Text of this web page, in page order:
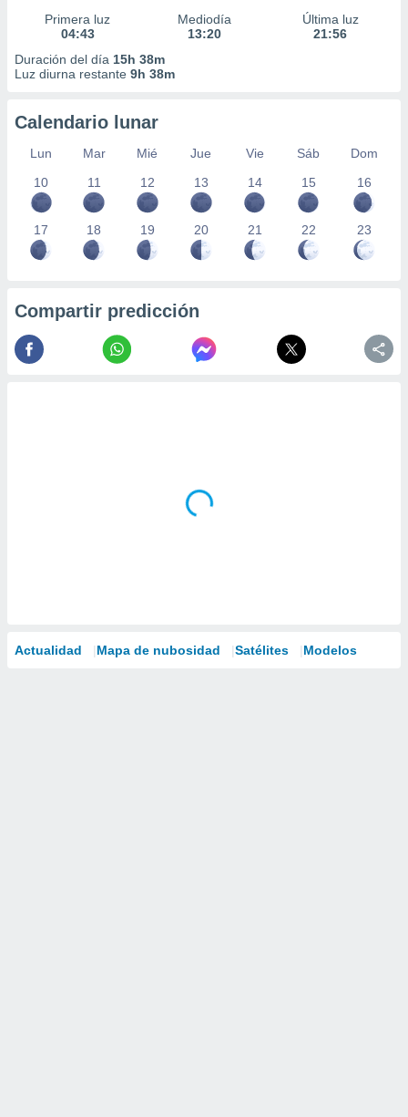
Primera luz
04:43
Mediodía
13:20
Última luz
21:56
Duración del día 15h 38m
Luz diurna restante 9h 38m
Calendario lunar
Lun Mar Mié Jue Vie Sáb
Dom
10
11 12 13 14 15 16
17 18 19 20 21 22 23
Compartir predicción
Actualidad Mapa de nubosidad Satélites Modelos